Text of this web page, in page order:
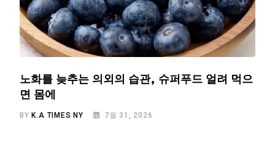
노화를 늦추는 의외의 습관, 슈퍼푸드 얼려 먹으
면 몸에
BYK.A TIMES NY 7월 31, 2026